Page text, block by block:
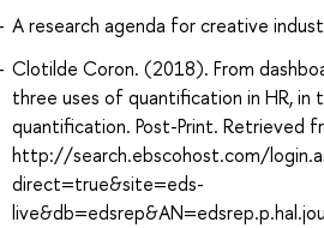
A research agenda for creative
Clotilde Coron. (2018). From
three uses of quantification in HR,
quantification. Post-Print. Retrieved
http://search.ebscohost.com/
direct=true&site=eds-